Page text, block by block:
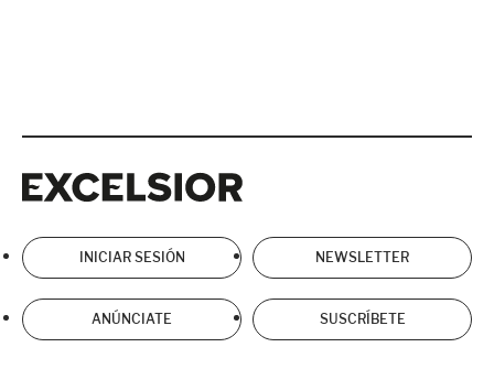
INICIAR SESIÓN NEWSLETTER
ANÚNCIATE SUSCRÍBETE